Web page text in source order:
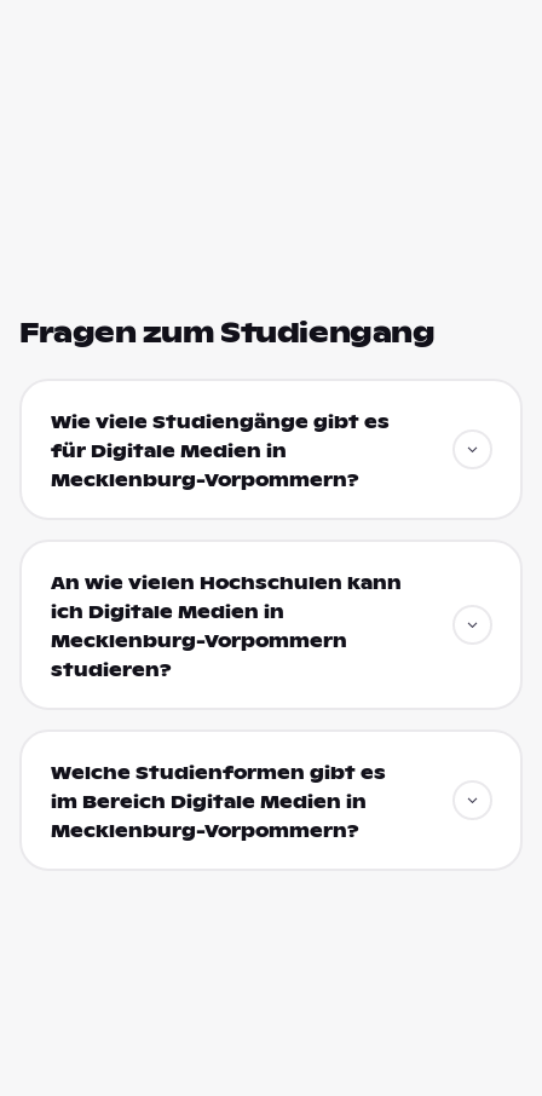
Fragen zum Studiengang
Wie viele Studiengänge gibt es
für Digitale Medien in
Mecklenburg-Vorpommern?
An wie vielen Hochschulen kann
ich Digitale Medien in
Mecklenburg-Vorpommern
studieren?
Welche Studienformen gibt es
im Bereich Digitale Medien in
Mecklenburg-Vorpommern?